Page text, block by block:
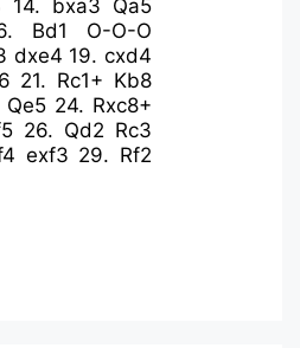
14. bxa3 Qa5
Bd1
O-O-O
dxe4 19.cxd4
21. Rc1+ Kb8
Qe5 24. Rxc8+
26. Qd2 Rc3
exf3 29. Rf2